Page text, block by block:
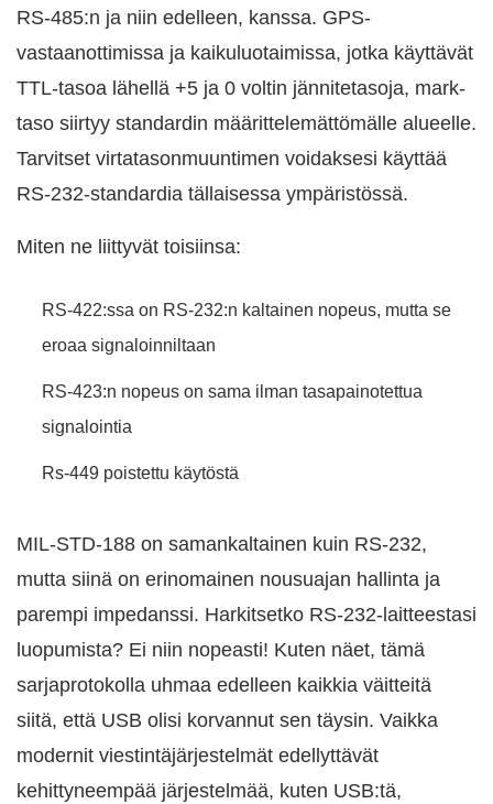
RS-485:n ja niin edelleen, kanssa. GPS-
vastaanottimissa ja kaikuluotaimissa, jotka käyttävät
TTL-tasoa lähellä +5 ja 0 voltin jännitetasoja, mark-
taso siirtyy standardin määrittelemättömälle alueelle.
Tarvitset virtatasonmuuntimen voidaksesi käyttää
RS-232-standardia tällaisessa ympäristössä.
Miten ne liittyvät toisiinsa:
RS-422:ssa on RS-232:n kaltainen nopeus, mutta se
eroaa signaloinniltaan
RS-423:n nopeus on sama ilman tasapainotettua
signalointia
Rs-449 poistettu käytöstä
MIL-STD-188 on samankaltainen kuin RS-232,
mutta siinä on erinomainen nousuajan hallinta ja
parempi impedanssi. Harkitsetko RS-232-laitteestasi
luopumista? Ei niin nopeasti! Kuten näet, tämä
sarjaprotokolla uhmaa edelleen kaikkia väitteitä
siitä, että USB olisi korvannut sen täysin. Vaikka
modernit viestintäjärjestelmät edellyttävät
kehittyneempää järjestelmää, kuten USB:tä,